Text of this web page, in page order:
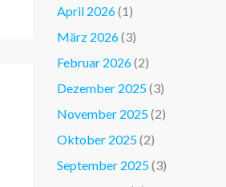
April 2026(1)
März 2026(3)
Februar 2026(2)
Dezember 2025(3)
November 2025(2)
Oktober 2025(2)
September 2025(3)